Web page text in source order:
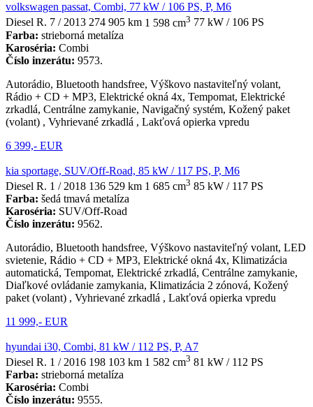
volkswagen passat, Combi, 77 kW / 106 PS, P, M6
Diesel R. 7 / 2013 274 905 km 1 598 cm3 77 kW / 106 PS
Farba: strieborná metalíza
Karoséria: Combi
Číslo inzerátu: 9573.
Autorádio, Bluetooth handsfree, Výškovo nastaviteľný volant,
Rádio + CD + MP3, Elektrické okná 4x, Tempomat, Elektrické
zrkadlá, Centrálne zamykanie, Navigačný systém, Kožený paket
(volant) , Vyhrievané zrkadlá , Lakťová opierka vpredu
6 399,- EUR
kia sportage, SUV/Off-Road, 85 kW / 117 PS, P, M6
Diesel R. 1 / 2018 136 529 km 1 685 cm3 85 kW / 117 PS
Farba: šedá tmavá metalíza
Karoséria: SUV/Off-Road
Číslo inzerátu: 9562.
Autorádio, Bluetooth handsfree, Výškovo nastaviteľný volant, LED
svietenie, Rádio + CD + MP3, Elektrické okná 4x, Klimatizácia
automatická, Tempomat, Elektrické zrkadlá, Centrálne zamykanie,
Diaľkové ovládanie zamykania, Klimatizácia 2 zónová, Kožený
paket (volant) , Vyhrievané zrkadlá , Lakťová opierka vpredu
11 999,- EUR
hyundai i30, Combi, 81 kW / 112 PS, P, A7
Diesel R. 1 / 2016 198 103 km 1 582 cm3 81 kW / 112 PS
Farba: strieborná metalíza
Karoséria: Combi
Číslo inzerátu: 9555.